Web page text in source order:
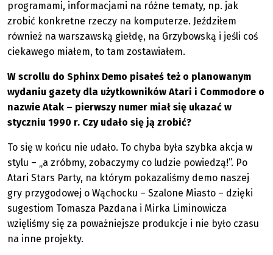
programami, informacjami na różne tematy, np. jak
zrobić konkretne rzeczy na komputerze. Jeździłem
również na warszawską giełdę, na Grzybowską i jeśli coś
ciekawego miałem, to tam zostawiałem.
W scrollu do Sphinx Demo pisałeś też o planowanym
wydaniu gazety dla użytkowników Atari i Commodore o
nazwie Atak – pierwszy numer miał się ukazać w
styczniu 1990 r. Czy udało się ją zrobić?
To się w końcu nie udało. To chyba była szybka akcja w
stylu – „a zróbmy, zobaczymy co ludzie powiedzą!”. Po
Atari Stars Party, na którym pokazaliśmy demo naszej
gry przygodowej o Wąchocku – Szalone Miasto – dzięki
sugestiom Tomasza Pazdana i Mirka Liminowicza
wzięliśmy się za poważniejsze produkcje i nie było czasu
na inne projekty.